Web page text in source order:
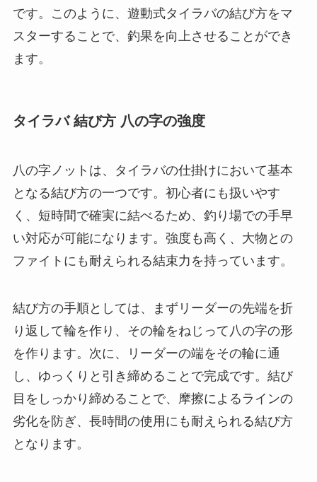
です。このように、遊動式タイラバの結び方をマ
スターすることで、釣果を向上させることができ
ます。
タイラバ 結び方 八の字の強度
八の字ノットは、タイラバの仕掛けにおいて基本
となる結び方の一つです。初心者にも扱いやす
く、短時間で確実に結べるため、釣り場での手早
い対応が可能になります。強度も高く、大物との
ファイトにも耐えられる結束力を持っています。
結び方の手順としては、まずリーダーの先端を折
り返して輪を作り、その輪をねじって八の字の形
を作ります。次に、リーダーの端をその輪に通
し、ゆっくりと引き締めることで完成です。結び
目をしっかり締めることで、摩擦によるラインの
劣化を防ぎ、長時間の使用にも耐えられる結び方
となります。